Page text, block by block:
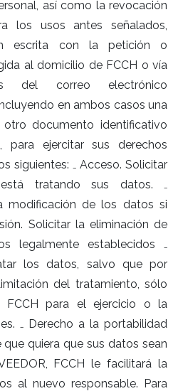
así como la revocación
los usos antes señalados,
escrita con la petición o
al domicilio de FCCH o vía
del correo electrónico
en ambos casos una
documento identificativo
para ejercitar sus derechos
siguientes: ₋ Acceso. Solicitar
tratando sus datos. ₋
modificación de los datos si
Solicitar la eliminación de
legalmente establecidos ₋
los datos, salvo que por
del tratamiento, sólo
FCCH para el ejercicio o la
₋ Derecho a la portabilidad
quiera que sus datos sean
FCCH le facilitará la
al nuevo responsable. Para